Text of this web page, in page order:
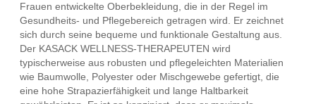
Frauen entwickelte Oberbekleidung, die in der Regel im
Gesundheits- und Pflegebereich getragen wird. Er zeichnet
sich durch seine bequeme und funktionale Gestaltung aus.
Der KASACK WELLNESS-THERAPEUTEN wird
typischerweise aus robusten und pflegeleichten Materialien
wie Baumwolle, Polyester oder Mischgewebe gefertigt, die
eine hohe Strapazierfähigkeit und lange Haltbarkeit